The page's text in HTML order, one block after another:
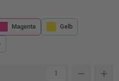
Magenta
Gelb
remove add